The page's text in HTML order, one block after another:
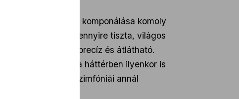
volt, a szimfónia komponálása komoly
látni, mennyire tiszta, világos
amit alkotott, az precíz és átlátható.
akart írni, ám a háttérben ilyenkor is
Schumann szimfóniái annál